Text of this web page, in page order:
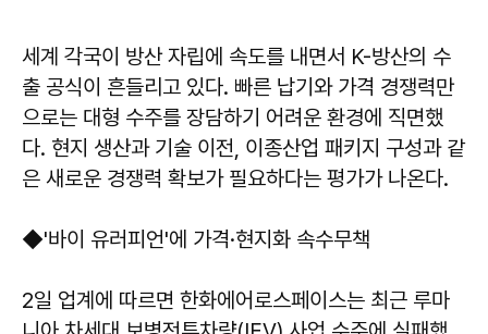
세계 각국이 방산 자립에 속도를 내면서 K-방산의 수
출 공식이 흔들리고 있다. 빠른 납기와 가격 경쟁력만
으로는 대형 수주를 장담하기 어려운 환경에 직면했
다. 현지 생산과 기술 이전, 이종산업 패키지 구성과 같
은 새로운 경쟁력 확보가 필요하다는 평가가 나온다.
◆'바이 유러피언'에 가격·현지화 속수무책
2일 업계에 따르면 한화에어로스페이스는 최근 루마